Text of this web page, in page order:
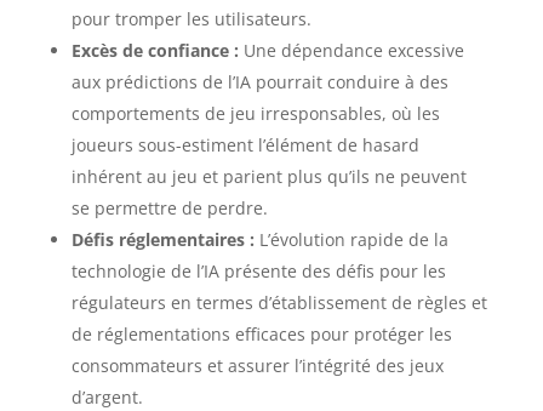
pour tromper les utilisateurs.
Excès de confiance : Une dépendance excessive
aux prédictions de l’IA pourrait conduire à des
comportements de jeu irresponsables, où les
joueurs sous-estiment l’élément de hasard
inhérent au jeu et parient plus qu’ils ne peuvent
se permettre de perdre.
Défis réglementaires : L’évolution rapide de la
technologie de l’IA présente des défis pour les
régulateurs en termes d’établissement de règles et
de réglementations efficaces pour protéger les
consommateurs et assurer l’intégrité des jeux
d’argent.